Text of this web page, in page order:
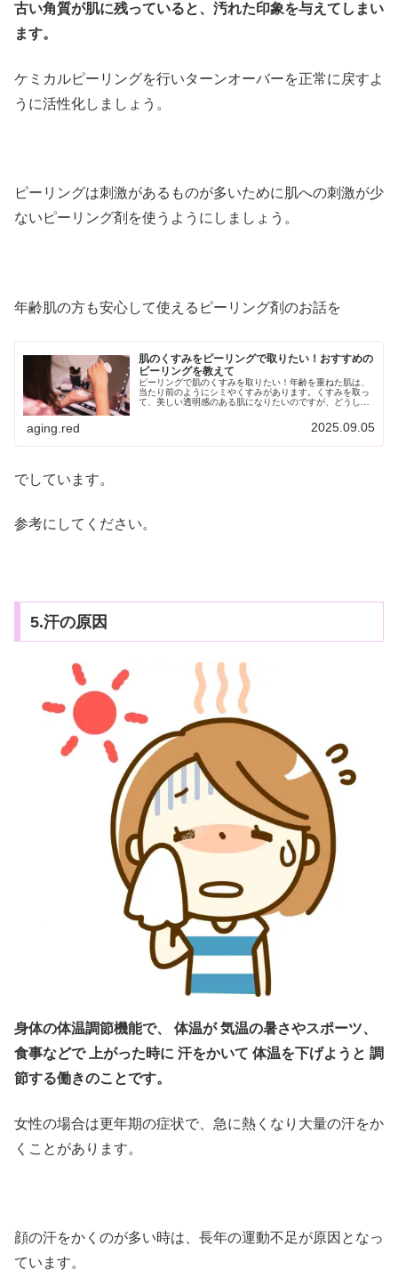
古い角質が肌に残っていると、汚れた印象を与えてしまい
ます。
ケミカルピーリングを行いターンオーバーを正常に戻すよ
うに活性化しましょう。
ピーリングは刺激があるものが多いために肌への刺激が少
ないピーリング剤を使うようにしましょう。
年齢肌の方も安心して使えるピーリング剤のお話を
肌のくすみをピーリングで取りたい！おすすめの
ピーリングを教えて
ピーリングで肌のくすみを取りたい！年齢を重ねた肌は、
当たり前のようにシミやくすみがあります。くすみを取っ
て、美しい透明感のある肌になりたいのですが、どうした
aging.red 2025.09.05
でしています。
参考にしてください。
5.汗の原因
身体の体温調節機能で、 体温が 気温の暑さやスポーツ、
食事などで 上がった時に 汗をかいて 体温を下げようと 調
節する働きのことです。
女性の場合は更年期の症状で、急に熱くなり大量の汗をか
くことがあります。
顔の汗をかくのが多い時は、長年の運動不足が原因となっ
ています。